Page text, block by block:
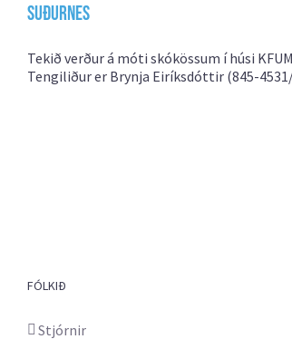
Suðurnes
Tekið verður á móti skókössum í húsi
Tengiliður er Brynja Eiríksdóttir (845-
FÓLKIÐ
Stjórnir